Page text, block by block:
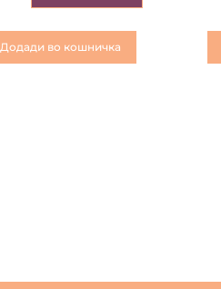
Додади во кошничка